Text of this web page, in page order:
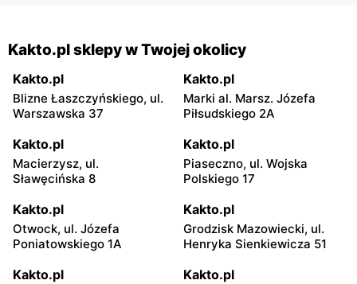
Kakto.pl sklepy w Twojej okolicy
Kakto.pl
Blizne Łaszczyńskiego, ul.
Warszawska 37
Kakto.pl
Marki al. Marsz. Józefa
Piłsudskiego 2A
Kakto.pl
Macierzysz, ul.
Sławęcińska 8
Kakto.pl
Piaseczno, ul. Wojska
Polskiego 17
Kakto.pl
Otwock, ul. Józefa
Poniatowskiego 1A
Kakto.pl
Grodzisk Mazowiecki, ul.
Henryka Sienkiewicza 51
Kakto.pl Kakto.pl